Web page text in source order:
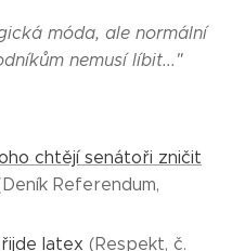
móda, ale normální
nemusí líbit..."
chtějí senátoři zničit
Referendum,
latex (Respekt, č.